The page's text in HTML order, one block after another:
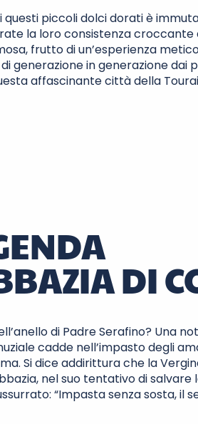
questi piccoli dolci dorati è
la loro consistenza
frutto di un’esperienza
generazione in generazione dai
affascinante città della
DI
di Padre Serafino? Una
cadde nell’impasto degli
Si dice addirittura che la
nel suo tentativo di
“Impasta senza sosta, il